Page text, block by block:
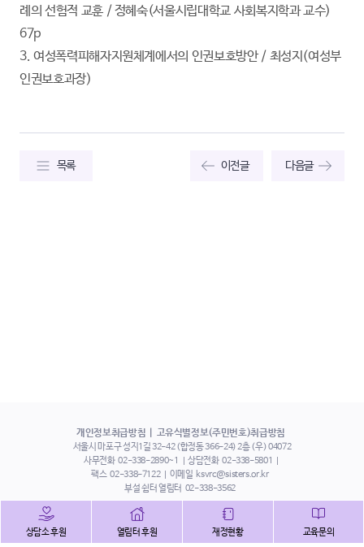
례의 선험적 교훈 / 정혜숙(서울시립대학교 사회복지학과 교수)
67p
3. 여성폭력피해자지원체계에서의 인권보호방안 / 최성지(여성부
인권보호과장)
목록 이전글 다음글
개인정보취급방침 고유식별정보(주민번호)취급방침
서울시 마포구 성지1길 32-42 (합정동 366-24) 2층 (우) 04072
사무전화 02-338-2890~1 상담전화 02-338-5801
팩스 02-338-7122 이메일 ksvrc@sisters.or.kr
부설 쉼터 열림터 02-338-3562
상담소 후원 열림터 후원 재정현황 교육문의